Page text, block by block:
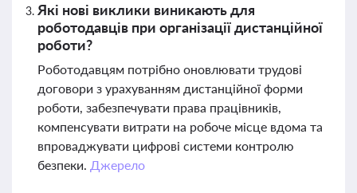
Які нові виклики виникають для
роботодавців при організації дистанційної
роботи?
Роботодавцям потрібно оновлювати трудові
договори з урахуванням дистанційної форми
роботи, забезпечувати права працівників,
компенсувати витрати на робоче місце вдома та
впроваджувати цифрові системи контролю
безпеки. Джерело